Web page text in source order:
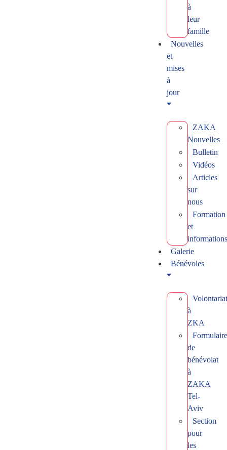
à
leur
famille
Nouvelles
et
mises
à
jour
ZAKA
Nouvelles
Bulletin
Vidéos
Articles
sur
nous
Formation
et
informations
Galerie
Bénévoles
Volontariat
à
ZKA
Formulaire
de
bénévolat
à
ZAKA
Tel-
Aviv
Section
pour
les